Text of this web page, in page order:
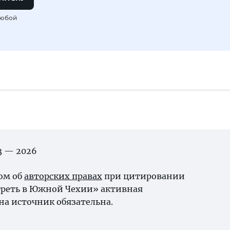
— 2026
об авторских правах при цитировании
в Южной Чехии» активная
источник обязательна.